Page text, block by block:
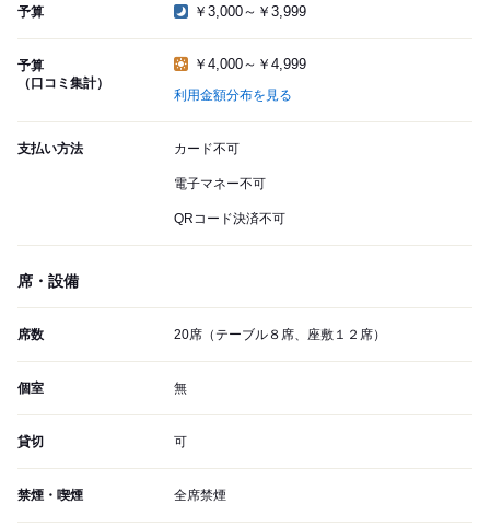
予算 ￥3,000～￥3,999
予算
（口コミ集計）
￥4,000～￥4,999
利用金額分布を見る
支払い方法 カード不可
電子マネー不可
QRコード決済不可
席・設備
席数 20席（テーブル８席、座敷１２席）
個室 無
貸切 可
禁煙・喫煙 全席禁煙